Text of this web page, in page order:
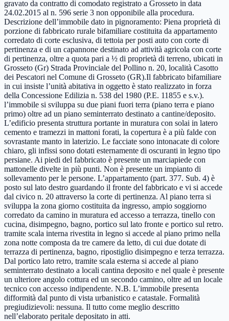
gravato da contratto di comodato registrato a Grosseto in data
24.02.2015 al n. 596 serie 3 non opponibile alla procedura.
Descrizione dell’immobile dato in pignoramento: Piena proprietà di
porzione di fabbricato rurale bifamiliare costituita da appartamento
corredato di corte esclusiva, di tettoia per posti auto con corte di
pertinenza e di un capannone destinato ad attività agricola con corte
di pertinenza, oltre a quota pari a ½ di proprietà di terreno, ubicati in
Grosseto (Gr) Strada Provinciale del Pollino n. 20, località Casotto
dei Pescatori nel Comune di Grosseto (GR).Il fabbricato bifamiliare
in cui insiste l’unità abitativa in oggetto è stato realizzato in forza
della Concessione Edilizia n. 538 del 1980 (P.E. 11855 e s.v.).
l’immobile si sviluppa su due piani fuori terra (piano terra e piano
primo) oltre ad un piano seminterrato destinato a cantine/deposito.
L’edificio presenta struttura portante in muratura con solai in latero
cemento e tramezzi in mattoni forati, la copertura è a più falde con
sovrastante manto in laterizio. Le facciate sono intonacate di colore
chiaro, gli infissi sono dotati esternamente di oscuranti in legno tipo
persiane. Ai piedi del fabbricato è presente un marciapiede con
mattonelle divelte in più punti. Non è presente un impianto di
sollevamento per le persone. L’appartamento (part. 377. Sub. 4) è
posto sul lato destro guardando il fronte del fabbricato e vi si accede
dal civico n. 20 attraverso la corte di pertinenza. Al piano terra si
sviluppa la zona giorno costituita da ingresso, ampio soggiorno
corredato da camino in muratura ed accesso a terrazza, tinello con
cucina, disimpegno, bagno, portico sul lato fronte e portico sul retro.
tramite scala interna rivestita in legno si accede al piano primo nella
zona notte composta da tre camere da letto, di cui due dotate di
terrazza di pertinenza, bagno, ripostiglio disimpegno e terza terrazza.
Dal portico lato retro, tramite scala esterna si accede al piano
seminterrato destinato a locali cantina deposito e nel quale è presente
un ulteriore angolo cottura ed un secondo camino, oltre ad un locale
tecnico con accesso indipendente. N.B. L’immobile presenta
difformità dal punto di vista urbanistico e catastale. Formalità
pregiudizievoli: nessuna. Il tutto come meglio descritto
nell’elaborato peritale depositato in atti.